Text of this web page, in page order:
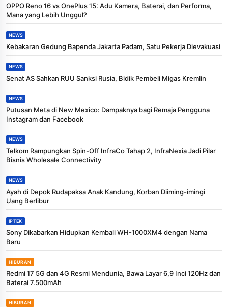
OPPO Reno 16 vs OnePlus 15: Adu Kamera, Baterai, dan Performa,
Mana yang Lebih Unggul?
NEWS
Kebakaran Gedung Bapenda Jakarta Padam, Satu Pekerja Dievakuasi
NEWS
Senat AS Sahkan RUU Sanksi Rusia, Bidik Pembeli Migas Kremlin
NEWS
Putusan Meta di New Mexico: Dampaknya bagi Remaja Pengguna
Instagram dan Facebook
NEWS
Telkom Rampungkan Spin-Off InfraCo Tahap 2, InfraNexia Jadi Pilar
Bisnis Wholesale Connectivity
NEWS
Ayah di Depok Rudapaksa Anak Kandung, Korban Diiming-imingi
Uang Berlibur
IPTEK
Sony Dikabarkan Hidupkan Kembali WH-1000XM4 dengan Nama
Baru
HIBURAN
Redmi 17 5G dan 4G Resmi Mendunia, Bawa Layar 6,9 Inci 120Hz dan
Baterai 7.500mAh
HIBURAN